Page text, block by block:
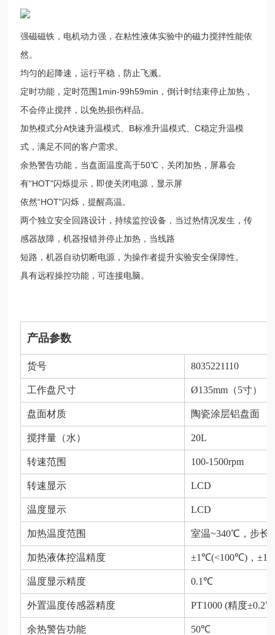
强磁磁铁，电机动力强，在粘性液体实验中的磁力搅拌性能依
然。
均匀的起降速，运行平稳，防止飞溅。
定时功能，定时范围1min-99h59min，倒计时结束停止加热，
不会停止搅拌，以免热损伤样品。
加热模式分A快速升温模式、B标准升温模式、C稳定升温模
式，满足不同的客户需求。
余热警告功能，当盘面温度高于50℃，关闭加热，屏幕会
有“HOT"闪烁提示，即使关闭电源，显示屏
依然“HOT"闪烁，提醒高温。
两个独立安全回路设计，持续监控设备，当过热情况发生，传
感器故障，机器报错并停止加热，当线路
短路，机器自动切断电源，为操作者提升实验安全保障性。
具有远程操控功能，可连接电脑。
产品参数
货号 8035221110
工作盘尺寸 Ø135mm （5寸）
盘面材质 陶瓷涂层铝盘面
搅拌量（水） 20L
转速范围 100-1500rpm
转速显示 LCD
温度显示 LCD
加热温度范围 室温~340℃，步长
加热液体控温精度 ±1 ℃(<100℃) ，
温度显示精度 0.1 ℃
外置温度传感器精度 PT1000 (精度±0.2℃
余热警告功能 50℃